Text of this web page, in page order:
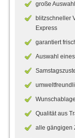
große Auswahl
blitzschneller
Express
garantiert
Auswahl
Qualität aus
alle gängigen